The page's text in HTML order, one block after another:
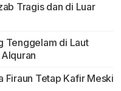
Tragis dan di Luar
Tenggelam di Laut
Firaun Tetap Kafir Meski